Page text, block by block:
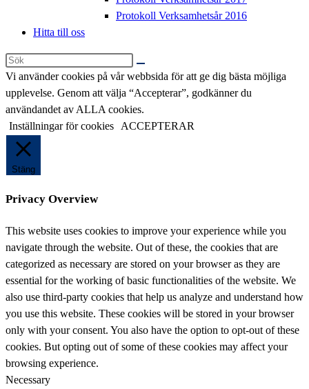
Protokoll Verksamhetsår 2016
Hitta till oss
Sök
på
denna
webbplats
Vi använder cookies på vår webbsida för att ge dig bästa möjliga
upplevelse. Genom att välja “Accepterar”, godkänner du
användandet av ALLA cookies.
Inställningar för cookies
ACCEPTERAR
Stäng
Privacy Overview
This website uses cookies to improve your experience while you
navigate through the website. Out of these, the cookies that are
categorized as necessary are stored on your browser as they are
essential for the working of basic functionalities of the website. We
also use third-party cookies that help us analyze and understand how
you use this website. These cookies will be stored in your browser
only with your consent. You also have the option to opt-out of these
cookies. But opting out of some of these cookies may affect your
browsing experience.
Necessary